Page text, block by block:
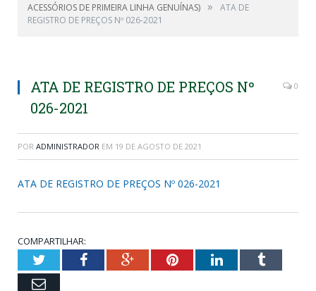
ACESSÓRIOS DE PRIMEIRA LINHA GENUÍNAS) »
ATA DE
REGISTRO DE PREÇOS Nº 026-2021
ATA DE REGISTRO DE PREÇOS Nº
026-2021
0
POR ADMINISTRADOR EM 19 DE AGOSTO DE 2021
ATA DE REGISTRO DE PREÇOS Nº 026-2021
COMPARTILHAR:
TwitterFacebookGoogle+PinterestLinkedInTumblr
Email